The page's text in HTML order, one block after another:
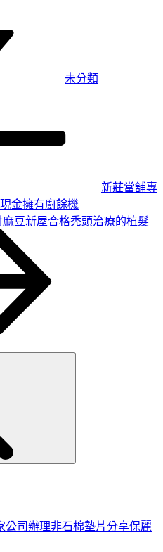
未分類
新莊當舖專
金擁有廚餘機
豆新屋合格禿頭治療的植髮
公司辦理非石棉墊片分享保麗